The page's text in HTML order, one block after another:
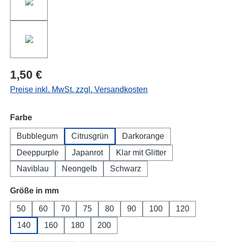
1,50 €
Preise inkl. MwSt. zzgl. Versandkosten
Farbeauswählen
Bubblegum Citrusgrün
Darkorange
Deeppurple
Japanrot
Klar mit Glitter
Naviblau
Neongelb Schwarz
Größe in mmauswählen
50 60 70 75 80 90 100
120
140
160 180 200